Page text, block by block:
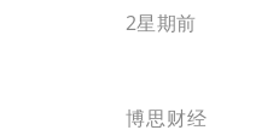
2星期前
博思财经